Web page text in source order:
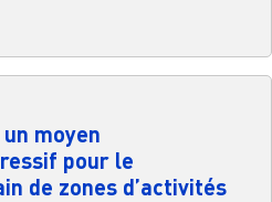
moyen
pour le
de zones d’activités